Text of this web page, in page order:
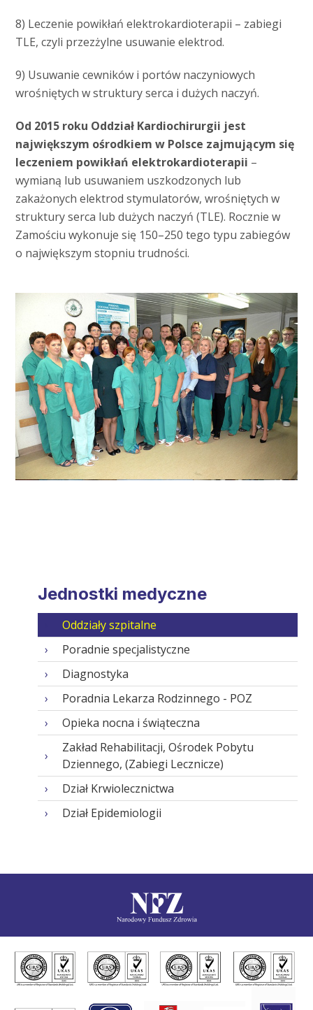
8) Leczenie powikłań elektrokardioterapii – zabiegi
TLE, czyli przezżylne usuwanie elektrod.
9) Usuwanie cewników i portów naczyniowych
wrośniętych w struktury serca i dużych naczyń.
Od 2015 roku Oddział Kardiochirurgii jest
największym ośrodkiem w Polsce zajmującym się
leczeniem powikłań elektrokardioterapii –
wymianą lub usuwaniem uszkodzonych lub
zakażonych elektrod stymulatorów, wrośniętych w
struktury serca lub dużych naczyń (TLE). Rocznie w
Zamościu wykonuje się 150–250 tego typu zabiegów
o największym stopniu trudności.
Jednostki medyczne
Oddziały szpitalne
Poradnie specjalistyczne
Diagnostyka
Poradnia Lekarza Rodzinnego - POZ
Opieka nocna i świąteczna
Zakład Rehabilitacji, Ośrodek Pobytu
Dziennego, (Zabiegi Lecznicze)
Dział Krwiolecznictwa
Dział Epidemiologii